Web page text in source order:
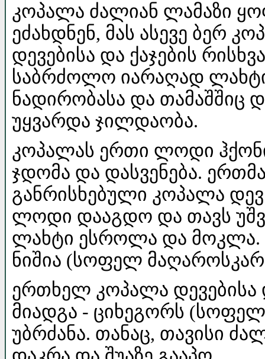
კოპალა ძალიან ლამაზი
ეძახდნენ, მას ასევე ბერ
დევებისა და ქაჯების
საბრძოლო იარაღად
ნადირობასა და თამაშშიც
უყვარდა ჯილდაობა.
კოპალას ერთი ლოდი
ჯდომა და დასვენება.
განრისხებული კოპალა
ლოდი დააგდო და თავს
ლახტი ესროლა და მოკლა.
ნიშია (სოფელ
ერთხელ კოპალა
მიადგა - ციხეგორს
უბრძანა. თანაც, თავისი